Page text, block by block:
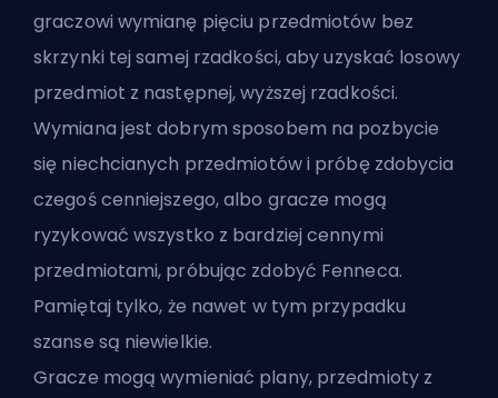
graczowi wymianę pięciu przedmiotów bez
skrzynki tej samej rzadkości, aby uzyskać losowy
przedmiot z następnej, wyższej rzadkości.
Wymiana jest dobrym sposobem na pozbycie
się niechcianych przedmiotów i próbę zdobycia
czegoś cenniejszego, albo gracze mogą
ryzykować wszystko z bardziej cennymi
przedmiotami, próbując zdobyć Fenneca.
Pamiętaj tylko, że nawet w tym przypadku
szanse są niewielkie.
Gracze mogą wymieniać plany, przedmioty z